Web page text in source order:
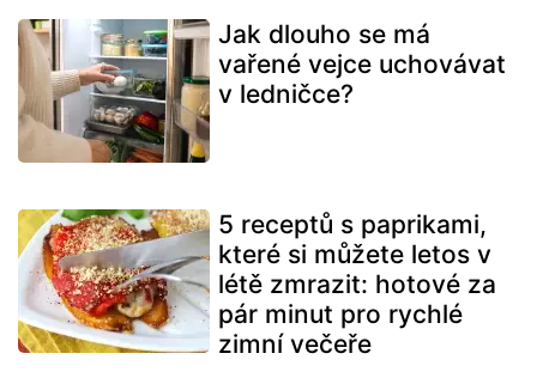
Jak dlouho se má
vařené vejce uchovávat
v ledničce?
5 receptů s paprikami,
které si můžete letos v
létě zmrazit: hotové za
pár minut pro rychlé
zimní večeře